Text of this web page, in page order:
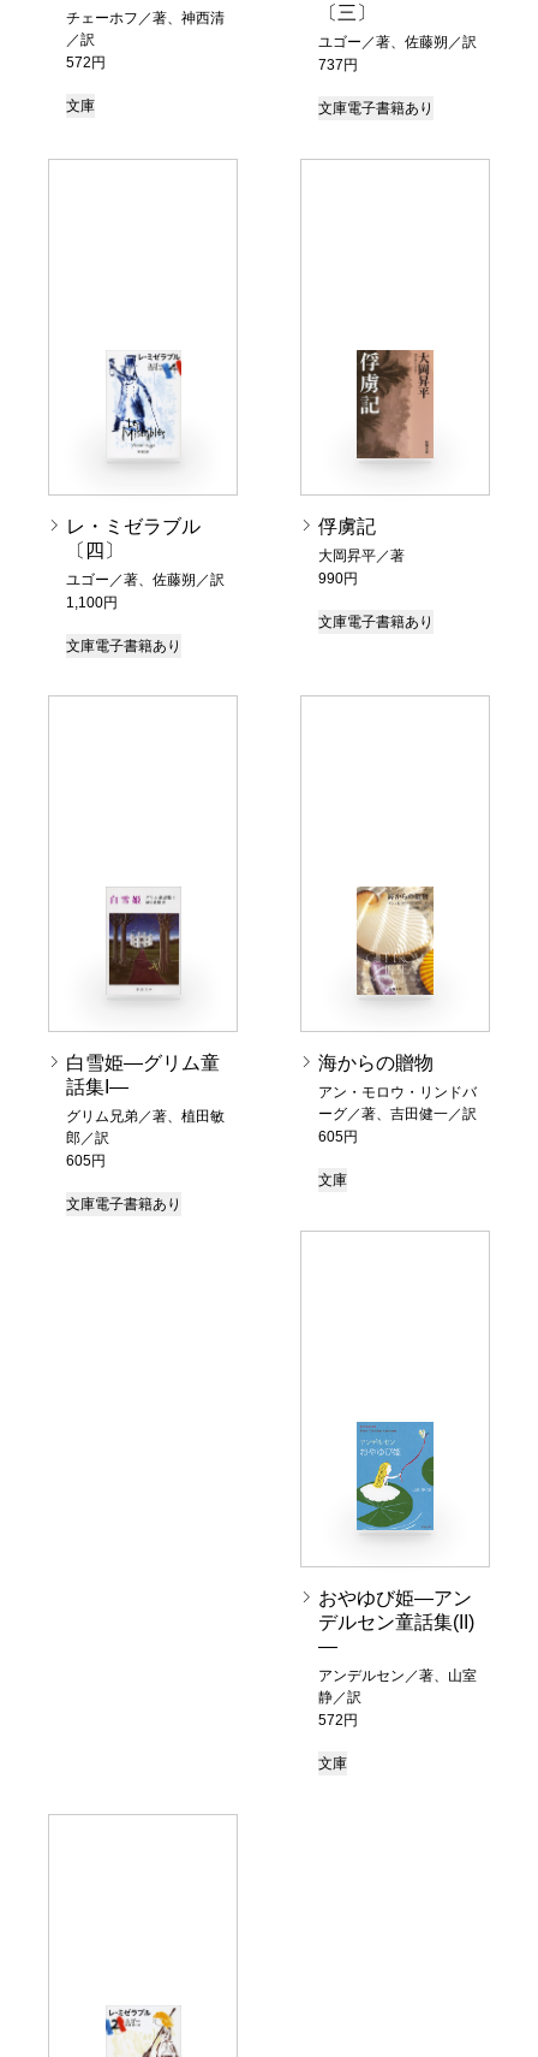
チェーホフ／著、神西清
／訳
572円
文庫
〔三〕
ユゴー／著、佐藤朔／訳
737円
文庫電子書籍あり
レ・ミゼラブル
〔四〕
ユゴー／著、佐藤朔／訳
1,100円
文庫電子書籍あり
俘虜記
大岡昇平／著
990円
文庫電子書籍あり
白雪姫―グリム童
話集I―
グリム兄弟／著、植田敏
郎／訳
605円
文庫電子書籍あり
海からの贈物
アン・モロウ・リンドバ
ーグ／著、吉田健一／訳
605円
文庫
おやゆび姫―アン
デルセン童話集(II)
―
アンデルセン／著、山室
静／訳
572円
文庫